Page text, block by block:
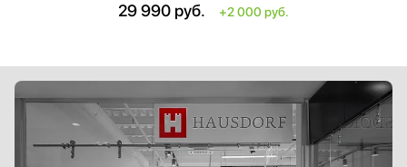
‐ Приготовление соков, муссов, пюре, желе
‐ Контейнер для хранения фильтров
29 990 руб. +2 000 руб.